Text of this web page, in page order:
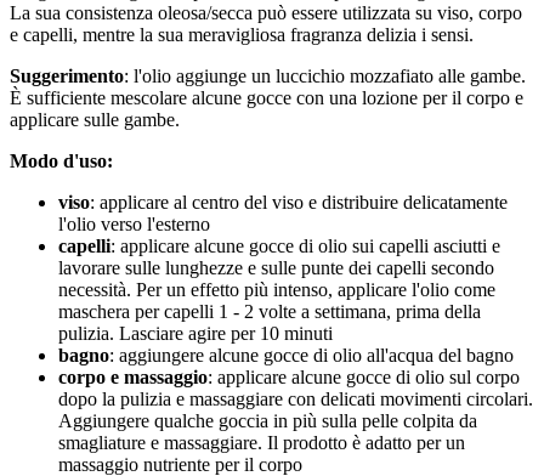
La sua consistenza oleosa/secca può essere utilizzata su viso, corpo
e capelli, mentre la sua meravigliosa fragranza delizia i sensi.
Suggerimento: l'olio aggiunge un luccichio mozzafiato alle gambe.
È sufficiente mescolare alcune gocce con una lozione per il corpo e
applicare sulle gambe.
Modo d'uso:
viso: applicare al centro del viso e distribuire delicatamente
l'olio verso l'esterno
capelli: applicare alcune gocce di olio sui capelli asciutti e
lavorare sulle lunghezze e sulle punte dei capelli secondo
necessità. Per un effetto più intenso, applicare l'olio come
maschera per capelli 1 - 2 volte a settimana, prima della
pulizia. Lasciare agire per 10 minuti
bagno: aggiungere alcune gocce di olio all'acqua del bagno
corpo e massaggio: applicare alcune gocce di olio sul corpo
dopo la pulizia e massaggiare con delicati movimenti circolari.
Aggiungere qualche goccia in più sulla pelle colpita da
smagliature e massaggiare. Il prodotto è adatto per un
massaggio nutriente per il corpo